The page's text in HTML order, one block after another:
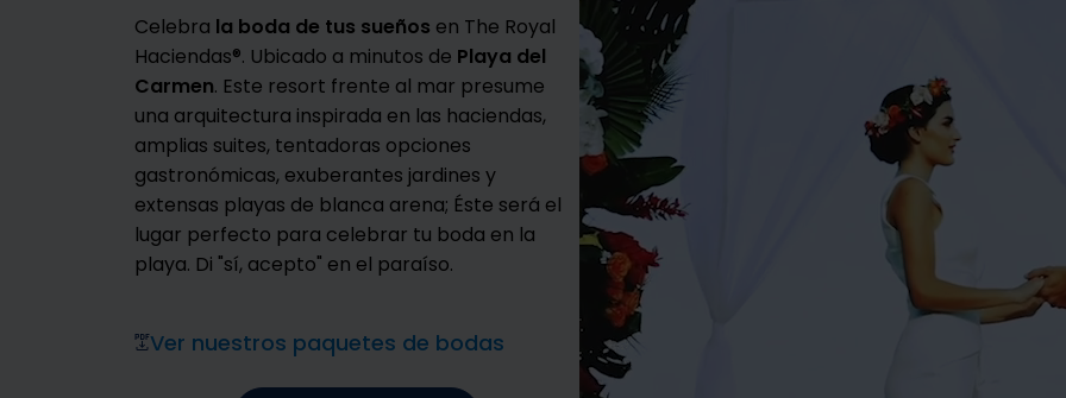
Celebra la boda de tus sueños en The Royal
Haciendas®. Ubicado a minutos de Playa del
Carmen. Este resort frente al mar presume
una arquitectura inspirada en las haciendas,
amplias suites, tentadoras opciones
gastronómicas, exuberantes jardines y
extensas playas de blanca arena; Éste será el
lugar perfecto para celebrar tu boda en la
playa. Di "sí, acepto" en el paraíso.
Ver nuestros paquetes de bodas